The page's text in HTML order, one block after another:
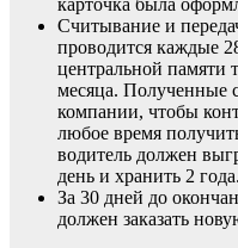
карточка была
Считывание и
проводится каждые
центральной памяти
месяца. Полученные
компании, чтобы
любое время
водитель должен
день и хранить 2 года.
За 30 дней до
должен заказать